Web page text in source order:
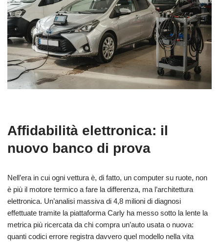
Affidabilità elettronica: il
nuovo banco di prova
Nell’era in cui ogni vettura è, di fatto, un computer su ruote, non
è più il motore termico a fare la differenza, ma l’architettura
elettronica. Un’analisi massiva di 4,8 milioni di diagnosi
effettuate tramite la piattaforma Carly ha messo sotto la lente la
metrica più ricercata da chi compra un’auto usata o nuova:
quanti codici errore registra davvero quel modello nella vita